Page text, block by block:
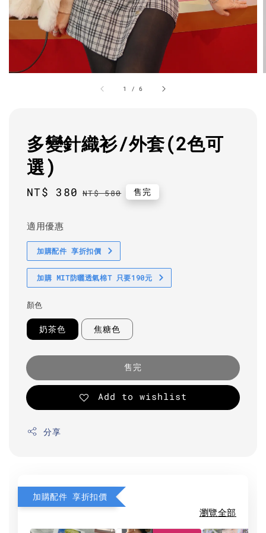
1 /6
多變針織衫/外套(2色可
選)
Sale
NT$ 380 Regular
NT$ 580 售完
適用優惠
加購配件 享折扣價
加購 MIT防曬透氣棉T 只要190元
顏色
奶茶色 焦糖色
售完
Add to wishlist
分享
加購配件 享折扣價
瀏覽全部